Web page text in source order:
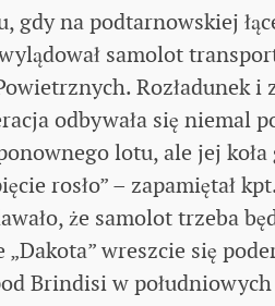
gdy na podtarnowskiej
samolot
Rozładunek i
odbywała się niemal
lotu, ale jej
rosło” – zapamiętał
że samolot trzeba
wreszcie się
Brindisi w